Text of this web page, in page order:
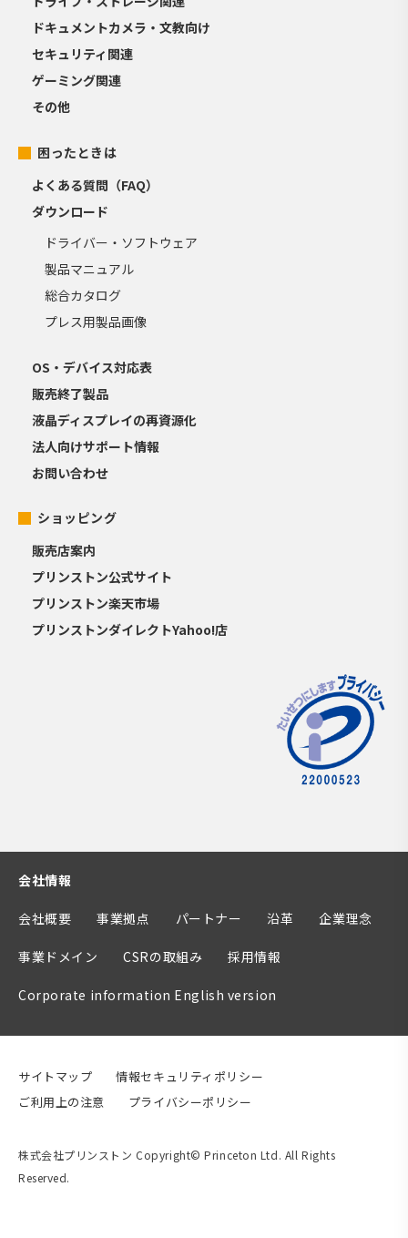
ドキュメントカメラ・文教向け
セキュリティ関連
ゲーミング関連
その他
困ったときは
よくある質問（FAQ）
ダウンロード
ドライバー・ソフトウェア
製品マニュアル
総合カタログ
プレス用製品画像
OS・デバイス対応表
販売終了製品
液晶ディスプレイの再資源化
法人向けサポート情報
お問い合わせ
ショッピング
販売店案内
プリンストン公式サイト
プリンストン楽天市場
プリンストンダイレクトYahoo!店
会社情報
会社概要 事業拠点 パートナー 沿革 企業理念
事業ドメイン CSRの取組み 採用情報
Corporate information English version
サイトマップ
情報セキュリティポリシー
ご利用上の注意
プライバシーポリシー
株式会社プリンストン Copyright© Princeton Ltd. All Rights
Reserved.